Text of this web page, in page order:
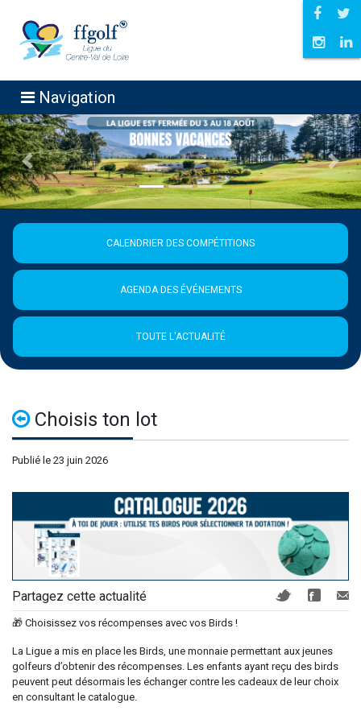
Navigation
Précédent
CALENDRIER DES COMPÉTITIONS
AGENDA DES ÉVÉNEMENTS
TOUTE L'ACTUALITÉ
Choisis ton lot
Publié le 23 juin 2026
Partagez cette actualité
🎁 Choisissez vos récompenses avec vos Birds !
La Ligue a mis en place les Birds, une monnaie permettant aux jeunes
golfeurs d’obtenir des récompenses. Les enfants ayant reçu des birds
peuvent peut désormais les échanger contre les cadeaux de leur choix
en consultant le catalogue.